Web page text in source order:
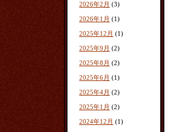
2026年2月 (3)
2026年1月 (1)
2025年12月 (1)
2025年9月 (2)
2025年8月 (2)
2025年6月 (1)
2025年4月 (2)
2025年1月 (2)
2024年12月 (1)